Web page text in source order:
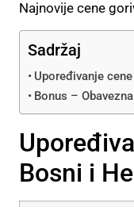
Najnovije cene
Sadržaj
Upoređivanje
Bonus –
Bosni i